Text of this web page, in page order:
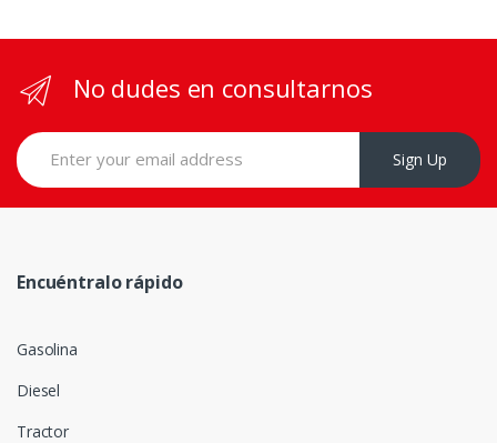
No dudes en consultarnos
Sign Up
Encuéntralo rápido
Gasolina
Diesel
Tractor